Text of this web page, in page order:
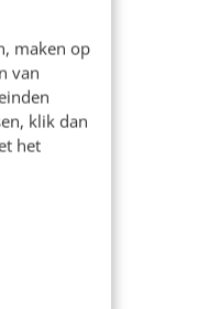
maken op
van
klik dan
het